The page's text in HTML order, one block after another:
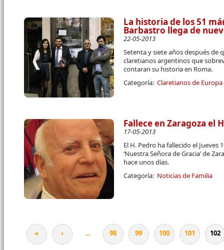
La historia de los 51
Barbastro llega de
22-05-2013
Setenta y siete años después de
claretianos argentinos que
contaran su historia en Roma.
Categoría: Claretianos de Europa
Fallece en Zaragoza el
17-05-2013
El H. Pedro ha fallecido el
‘Nuestra Señora de Gracia’ de
hace unos días.
Categoría: Noticias de Familia
Páginas
« ‹ … 98 99 100 101 102